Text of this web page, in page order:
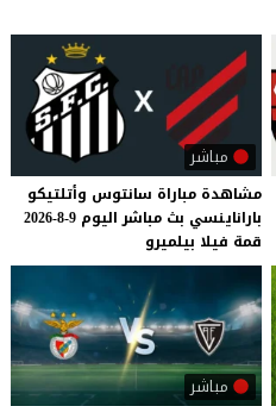
مباشر
مشاهدة مباراة سانتوس وأتلتيكو
باراناينسي بث مباشر اليوم 9-8-2026
قمة فيلا بيلميرو
مباشر